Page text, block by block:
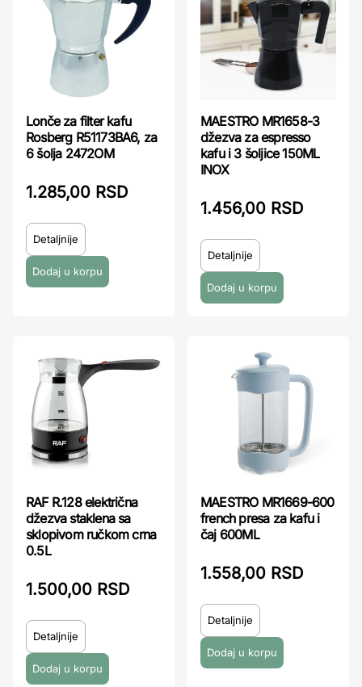
Lonče za filter kafu
Rosberg R51173BA6, za
6 šolja 2472OM
1.285,00 RSD
Detaljnije
MAESTRO MR1658-3
džezva za espresso
kafu i 3 šoljice 150ML
INOX
1.456,00 RSD
Detaljnije
RAF R.128 električna
džezva staklena sa
sklopivom ručkom crna
0.5L
1.500,00 RSD
Detaljnije
MAESTRO MR1669-600
french presa za kafu i
čaj 600ML
1.558,00 RSD
Detaljnije